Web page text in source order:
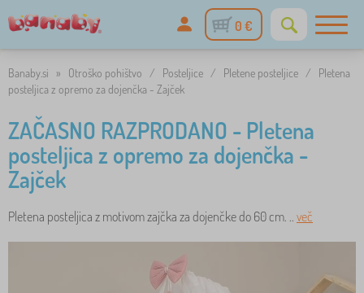
0 €
Banaby.si » Otroško pohištvo / Posteljice / Pletene posteljice /
Pletena
posteljica z opremo za dojenčka - Zajček
ZAČASNO RAZPRODANO - Pletena
posteljica z opremo za dojenčka -
Zajček
Pletena posteljica z motivom zajčka za dojenčke do 60 cm. .. več